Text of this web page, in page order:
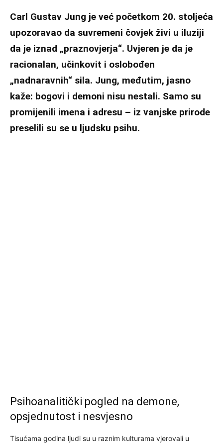
Carl Gustav Jung je već početkom 20. stoljeća
upozoravao da suvremeni čovjek živi u iluziji
da je iznad „praznovjerja“. Uvjeren je da je
racionalan, učinkovit i oslobođen
„nadnaravnih“ sila. Jung, međutim, jasno
kaže: bogovi i demoni nisu nestali. Samo su
promijenili imena i adresu – iz vanjske prirode
preselili su se u ljudsku psihu.
Psihoanalitički pogled na demone,
opsjednutost i nesvjesno
Tisućama godina ljudi su u raznim kulturama vjerovali u